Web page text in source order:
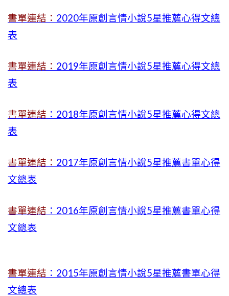
書單連結： 2020年原創言情小說5星推薦心得文總
表
書單連結： 2019年原創言情小說5星推薦心得文總
表
書單連結 ：2018年原創言情小說5星推薦心得文總
表
書單連結： 2017年原創言情小說5星推薦書單心得
文總表
書單連結 ：2016年原創言情小說5星推薦書單心得
文總表
書單連結 ：2015年原創言情小說5星推薦書單心得
文總表